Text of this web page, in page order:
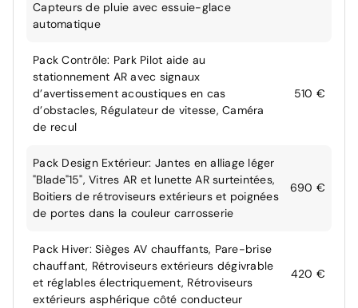
Capteurs de pluie avec essuie-glace
automatique
Pack Contrôle: Park Pilot aide au
stationnement AR avec signaux
d’avertissement acoustiques en cas
d’obstacles, Régulateur de vitesse, Caméra
de recul
510 €
Pack Design Extérieur: Jantes en alliage léger
"Blade"15", Vitres AR et lunette AR surteintées,
Boitiers de rétroviseurs extérieurs et poignées
de portes dans la couleur carrosserie
690 €
Pack Hiver: Sièges AV chauffants, Pare-brise
chauffant, Rétroviseurs extérieurs dégivrable
et réglables électriquement, Rétroviseurs
extérieurs asphérique côté conducteur
420 €